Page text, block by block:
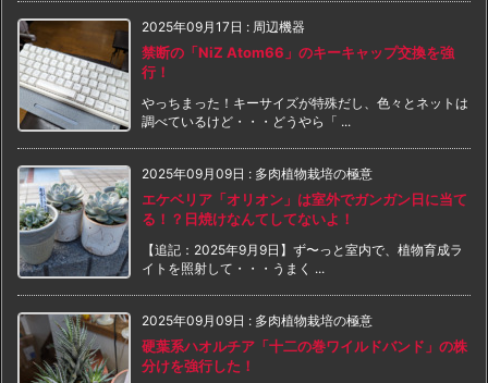
2025年09月17日 : 周辺機器
禁断の「NiZ Atom66」のキーキャップ交換を強
行！
やっちまった！キーサイズが特殊だし、色々とネットは
調べているけど・・・どうやら「 ...
2025年09月09日 : 多肉植物栽培の極意
エケベリア「オリオン」は室外でガンガン日に当て
る！？日焼けなんてしてないよ！
【追記：2025年9月9日】ず〜っと室内で、植物育成ラ
イトを照射して・・・うまく ...
2025年09月09日 : 多肉植物栽培の極意
硬葉系ハオルチア「十二の巻ワイルドバンド」の株
分けを強行した！